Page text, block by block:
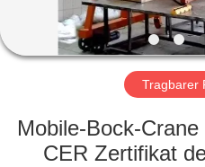
FABRIK-
Tragbarer
Mobile-Bock-
CER Zertifikat